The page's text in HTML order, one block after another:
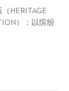
HERITAGE
）：以缤纷